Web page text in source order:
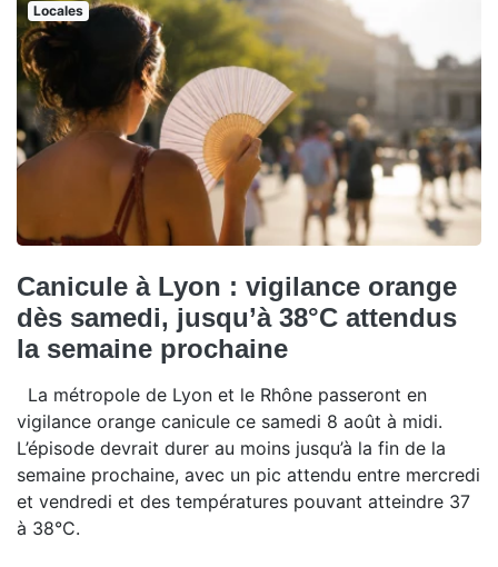
Locales
Canicule à Lyon : vigilance orange
dès samedi, jusqu’à 38°C attendus
la semaine prochaine
La métropole de Lyon et le Rhône passeront en
vigilance orange canicule ce samedi 8 août à midi.
L’épisode devrait durer au moins jusqu’à la fin de la
semaine prochaine, avec un pic attendu entre mercredi
et vendredi et des températures pouvant atteindre 37
à 38°C.